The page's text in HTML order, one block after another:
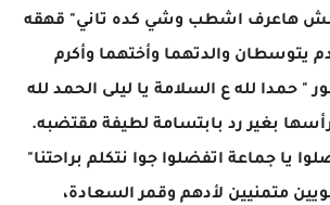
مش هاعرف اشطب وشي كده تاني" قهقه
يتوسطان والدتهما وأختهما وأكرم
" حمدا لله ع السلامة يا ليلى الحمد لله
بغير رد بابتسامة لطيفة مقتضبه.
يا جماعة اتفضلوا جوا نتكلم براحتنا"
متمنيين لأدهم وقمر السعادة،